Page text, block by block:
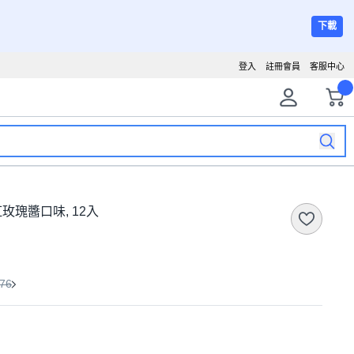
下載
客服中心
註冊會員
登入
瑰醬口味, 12入